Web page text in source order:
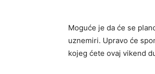
Moguće je da će se
uznemiri. Upravo će
kojeg ćete ovaj vikend